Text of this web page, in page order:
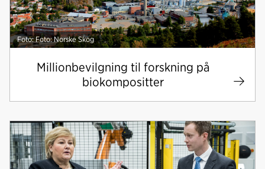
Foto: Foto: Norske Skog
Millionbevilgning til forskning på
biokompositter